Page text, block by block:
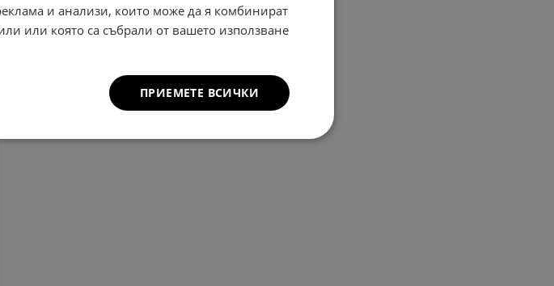
и анализи, които може да я комбинират
или която са събрали от вашето използване
ПРИЕМЕТЕ ВСИЧКИ